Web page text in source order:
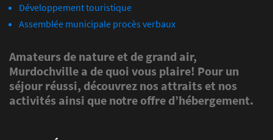
Développement touristique
Assemblée municipale procès verbaux
Amateurs de nature et de grand air,
Murdochville a de quoi vous plaire! Pour un
séjour réussi, découvrez nos attraits et nos
activités ainsi que notre offre d’hébergement.